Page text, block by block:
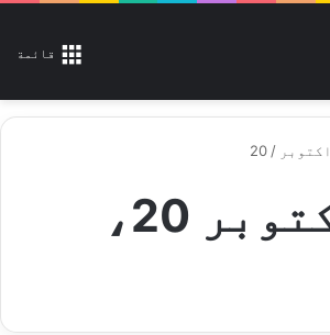
قائمة
اکتوبر /
20
اکتوبر 20،